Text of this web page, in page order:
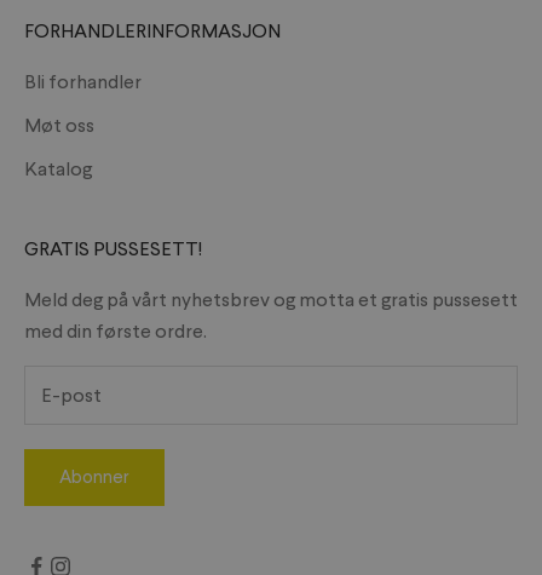
FORHANDLERINFORMASJON
Bli forhandler
Møt oss
Katalog
GRATIS PUSSESETT!
Meld deg på vårt nyhetsbrev og motta et gratis pussesett
med din første ordre.
Abonner